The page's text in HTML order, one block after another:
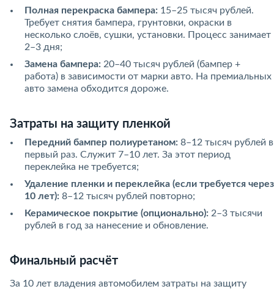
Полная перекраска бампера: 15–25 тысяч рублей.
Требует снятия бампера, грунтовки, окраски в
несколько слоёв, сушки, установки. Процесс занимает
2–3 дня;
Замена бампера: 20–40 тысяч рублей (бампер +
работа) в зависимости от марки авто. На премиальных
авто замена обходится дороже.
Затраты на защиту пленкой
Передний бампер полиуретаном: 8–12 тысяч рублей в
первый раз. Служит 7–10 лет. За этот период
переклейка не требуется;
Удаление пленки и переклейка (если требуется через
10 лет): 8–12 тысяч рублей повторно;
Керамическое покрытие (опционально): 2–3 тысячи
рублей в год за нанесение и обновление.
Финальный расчёт
За 10 лет владения автомобилем затраты на защиту